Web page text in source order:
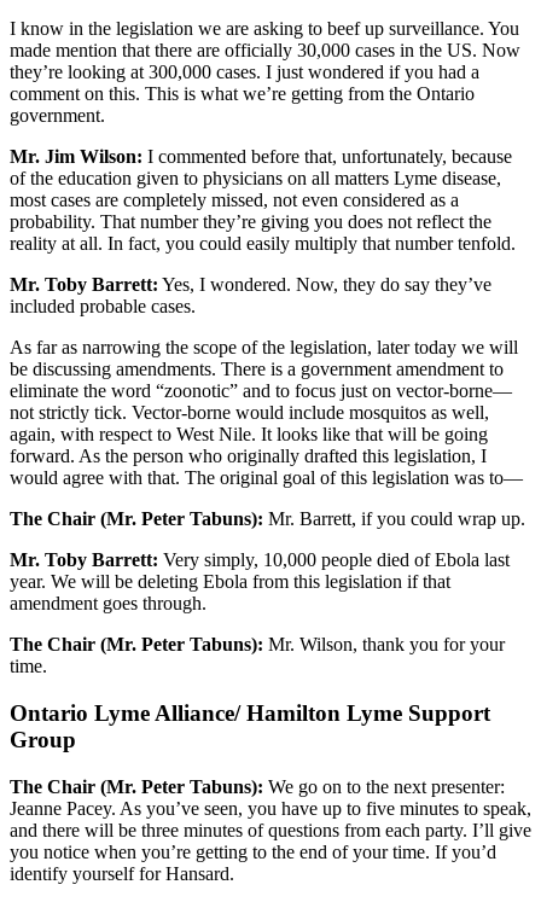
I know in the legislation we are asking to beef up surveillance. You
made mention that there are officially 30,000 cases in the US. Now
they’re looking at 300,000 cases. I just wondered if you had a
comment on this. This is what we’re getting from the Ontario
government.
Mr. Jim Wilson: I commented before that, unfortunately, because
of the education given to physicians on all matters Lyme disease,
most cases are completely missed, not even considered as a
probability. That number they’re giving you does not reflect the
reality at all. In fact, you could easily multiply that number tenfold.
Mr. Toby Barrett: Yes, I wondered. Now, they do say they’ve
included probable cases.
As far as narrowing the scope of the legislation, later today we will
be discussing amendments. There is a government amendment to
eliminate the word “zoonotic” and to focus just on vector-borne—
not strictly tick. Vector-borne would include mosquitos as well,
again, with respect to West Nile. It looks like that will be going
forward. As the person who originally drafted this legislation, I
would agree with that. The original goal of this legislation was to—
The Chair (Mr. Peter Tabuns): Mr. Barrett, if you could wrap up.
Mr. Toby Barrett: Very simply, 10,000 people died of Ebola last
year. We will be deleting Ebola from this legislation if that
amendment goes through.
The Chair (Mr. Peter Tabuns): Mr. Wilson, thank you for your
time.
Ontario Lyme Alliance/ Hamilton Lyme Support
Group
The Chair (Mr. Peter Tabuns): We go on to the next presenter:
Jeanne Pacey. As you’ve seen, you have up to five minutes to speak,
and there will be three minutes of questions from each party. I’ll give
you notice when you’re getting to the end of your time. If you’d
identify yourself for Hansard.